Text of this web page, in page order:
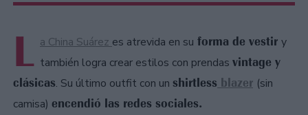
L a China Suárez es atrevida en su forma de vestir y
también logra crear estilos con prendas vintage y
clásicas. Su último outfit con un shirtless blazer (sin
camisa) encendió las redes sociales.